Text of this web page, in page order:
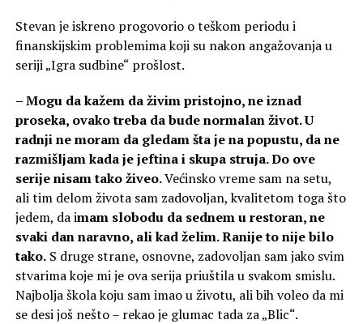
Stevan je iskreno progovorio o teškom periodu i
finanskijskim problemima koji su nakon angažovanja u
seriji „Igra sudbine“ prošlost.
– Mogu da kažem da živim pristojno, ne iznad
proseka, ovako treba da bude normalan život. U
radnji ne moram da gledam šta je na popustu, da ne
razmišljam kada je jeftina i skupa struja. Do ove
serije nisam tako živeo.Većinsko vreme sam na setu,
ali tim delom života sam zadovoljan, kvalitetom toga što
jedem, da imam slobodu da sednem u restoran, ne
svaki dan naravno, ali kad želim. Ranije to nije bilo
tako.S druge strane, osnovne, zadovoljan sam jako svim
stvarima koje mi je ova serija priuštila u svakom smislu.
Najbolja škola koju sam imao u životu, ali bih voleo da mi
se desi još nešto – rekao je glumac tada za „Blic“.